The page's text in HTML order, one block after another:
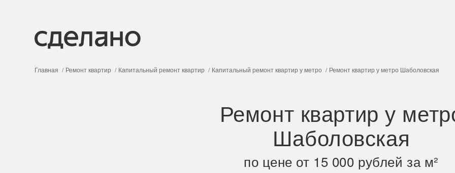
Главная Ремонт квартир Капитальный ремонт квартир Капитальный ремонт квартир у метро Ремонт квартир у метро Шаболовская
Ремонт квартир у
Шаболовская
по цене от 15 000 рублей за м²